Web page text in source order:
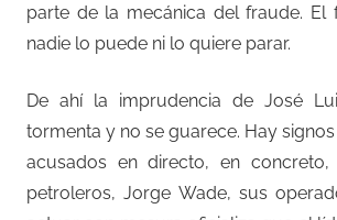
parte de la mecánica del fraude. El
nadie lo puede ni lo quiere parar.
De ahí la imprudencia de José
tormenta y no se guarece. Hay
acusados en directo, en
petroleros, Jorge Wade, sus